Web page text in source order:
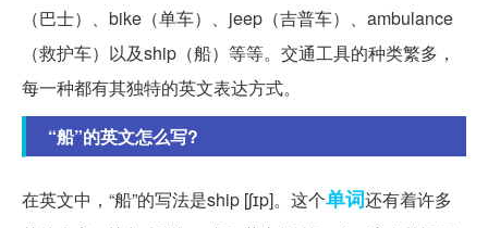
（巴士）、bike（单车）、jeep（吉普车）、ambulance
（救护车）以及ship（船）等等。交通工具的种类繁多，
每一种都有其独特的英文表达方式。
“船”的英文怎么写?
在英文中，“船”的写法是ship [ʃɪp]。这个单词还有着许多